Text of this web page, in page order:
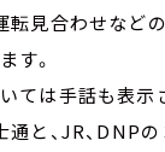
転見合わせなど
す。
ては手話も表示
通と、JR、DNP